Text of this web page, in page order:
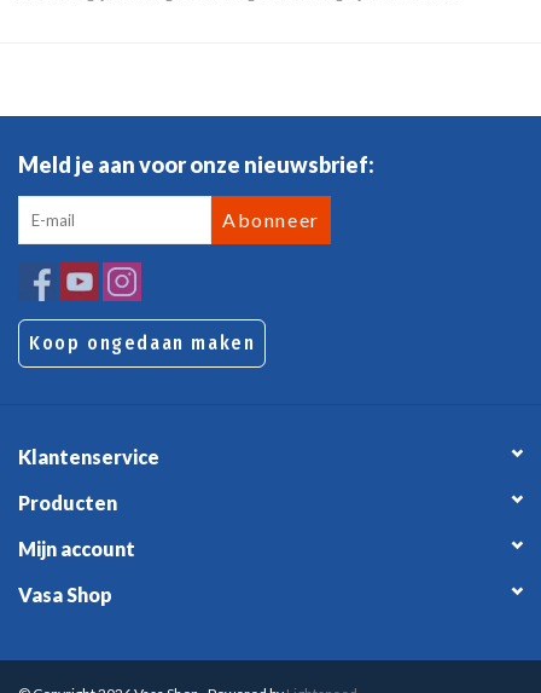
Meld je aan voor onze nieuwsbrief:
Abonneer
Koop ongedaan maken
Klantenservice
Producten
Mijn account
Vasa Shop